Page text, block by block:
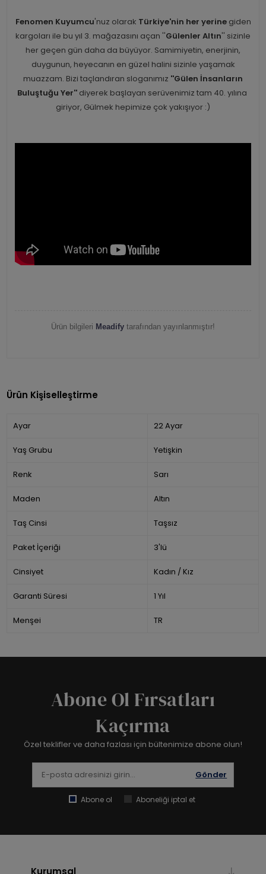
Fenomen Kuyumcu'nuz olarak Türkiye'nin her yerinegiden
kargoları ile bu yıl 3. mağazasını açan ''Gülenler Altın'' sizinle
her geçen gün daha da büyüyor. Samimiyetin, enerjinin,
duygunun, heyecanın en güzel halini sizinle yaşamak
muazzam. Bizi taçlandıran sloganımız ''Gülen İnsanların
Buluştuğu Yer'' diyerek başlayan serüvenimiz tam 40. yılına
giriyor, Gülmek hepimize çok yakışıyor :)
Ürün bilgileri Meadify tarafından yayınlanmıştır!
Ürün Kişiselleştirme
Ayar 22 Ayar
Yaş Grubu Yetişkin
Renk Sarı
Maden Altın
Taş Cinsi Taşsız
Paket İçeriği 3'lü
Cinsiyet Kadın / Kız
Garanti Süresi 1 Yıl
Menşei TR
Abone Ol Fırsatları
Kaçırma
Özel teklifler ve daha fazlası için bültenimize abone olun!
Gönder
Abone ol Aboneliği iptal et
Kurumsal